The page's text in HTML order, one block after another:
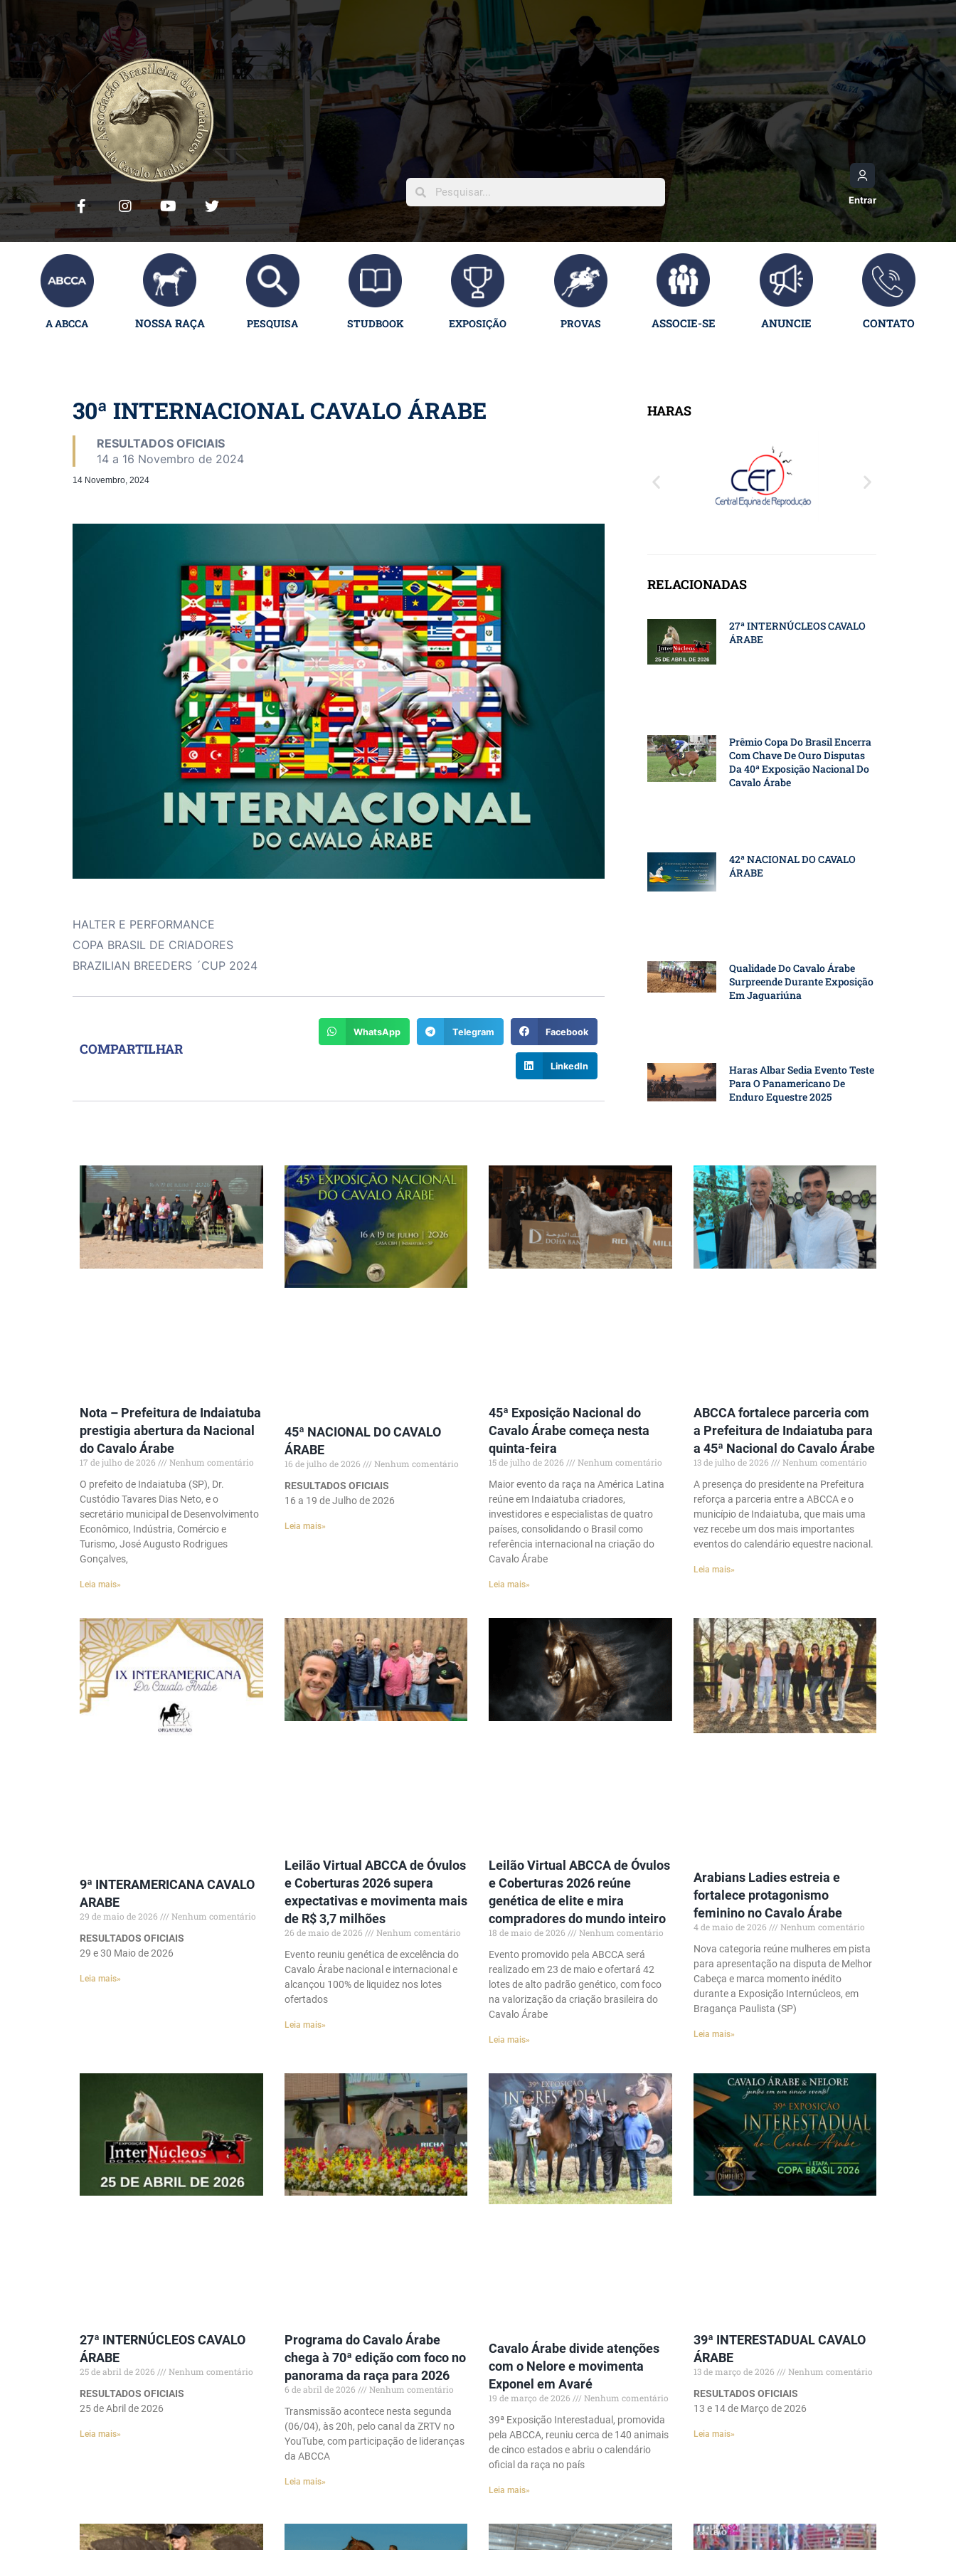
Entrar
A ABCCA NOSSA RAÇA PESQUISA STUDBOOK EXPOSIÇÃO PROVAS ASSOCIE-SE ANUNCIE CONTATO
30ª INTERNACIONAL CAVALO ÁRABE
RESULTADOS OFICIAIS
14 a 16 Novembro de 2024
14 Novembro, 2024
HALTER E PERFORMANCE
COPA BRASIL DE CRIADORES
BRAZILIAN BREEDERS ´CUP 2024
COMPARTILHAR
WhatsApp Telegram Facebook
LinkedIn
HARAS
RELACIONADAS
27ª INTERNÚCLEOS CAVALO
ÁRABE
Prêmio Copa Do Brasil Encerra
Com Chave De Ouro Disputas
Da 40ª Exposição Nacional Do
Cavalo Árabe
42ª NACIONAL DO CAVALO
ÁRABE
Qualidade Do Cavalo Árabe
Surpreende Durante Exposição
Em Jaguariúna
Haras Albar Sedia Evento Teste
Para O Panamericano De
Enduro Equestre 2025
Nota – Prefeitura de Indaiatuba
prestigia abertura da Nacional
do Cavalo Árabe
17 de julho de 2026
Nenhum comentário
O prefeito de Indaiatuba (SP), Dr.
Custódio Tavares Dias Neto, e o
secretário municipal de Desenvolvimento
Econômico, Indústria, Comércio e
Turismo, José Augusto Rodrigues
Gonçalves,
Leia mais»
45ª NACIONAL DO CAVALO
ÁRABE
16 de julho de 2026
Nenhum comentário
RESULTADOS OFICIAIS
16 a 19 de Julho de 2026
Leia mais»
45ª Exposição Nacional do
Cavalo Árabe começa nesta
quinta-feira
15 de julho de 2026
Nenhum comentário
Maior evento da raça na América Latina
reúne em Indaiatuba criadores,
investidores e especialistas de quatro
países, consolidando o Brasil como
referência internacional na criação do
Cavalo Árabe
Leia mais»
ABCCA fortalece parceria com
a Prefeitura de Indaiatuba para
a 45ª Nacional do Cavalo Árabe
13 de julho de 2026
Nenhum comentário
A presença do presidente na Prefeitura
reforça a parceria entre a ABCCA e o
município de Indaiatuba, que mais uma
vez recebe um dos mais importantes
eventos do calendário equestre nacional.
Leia mais»
9ª INTERAMERICANA CAVALO
ARABE
29 de maio de 2026
Nenhum comentário
RESULTADOS OFICIAIS
29 e 30 Maio de 2026
Leia mais»
Leilão Virtual ABCCA de Óvulos
e Coberturas 2026 supera
expectativas e movimenta mais
de R$ 3,7 milhões
26 de maio de 2026
Nenhum comentário
Evento reuniu genética de excelência do
Cavalo Árabe nacional e internacional e
alcançou 100% de liquidez nos lotes
ofertados
Leia mais»
Leilão Virtual ABCCA de Óvulos
e Coberturas 2026 reúne
genética de elite e mira
compradores do mundo inteiro
18 de maio de 2026
Nenhum comentário
Evento promovido pela ABCCA será
realizado em 23 de maio e ofertará 42
lotes de alto padrão genético, com foco
na valorização da criação brasileira do
Cavalo Árabe
Leia mais»
Arabians Ladies estreia e
fortalece protagonismo
feminino no Cavalo Árabe
4 de maio de 2026
Nenhum comentário
Nova categoria reúne mulheres em pista
para apresentação na disputa de Melhor
Cabeça e marca momento inédito
durante a Exposição Internúcleos, em
Bragança Paulista (SP)
Leia mais»
27ª INTERNÚCLEOS CAVALO
ÁRABE
25 de abril de 2026
Nenhum comentário
RESULTADOS OFICIAIS
25 de Abril de 2026
Leia mais»
Programa do Cavalo Árabe
chega à 70ª edição com foco no
panorama da raça para 2026
6 de abril de 2026
Nenhum comentário
Transmissão acontece nesta segunda
(06/04), às 20h, pelo canal da ZRTV no
YouTube, com participação de lideranças
da ABCCA
Leia mais»
Cavalo Árabe divide atenções
com o Nelore e movimenta
Exponel em Avaré
19 de março de 2026
Nenhum comentário
39ª Exposição Interestadual, promovida
pela ABCCA, reuniu cerca de 140 animais
de cinco estados e abriu o calendário
oficial da raça no país
Leia mais»
39ª INTERESTADUAL CAVALO
ÁRABE
13 de março de 2026
Nenhum comentário
RESULTADOS OFICIAIS
13 e 14 de Março de 2026
Leia mais»